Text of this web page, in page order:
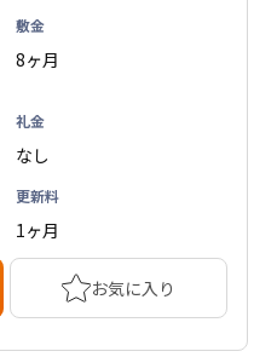
敷金
8ヶ月
礼金
なし
更新料
1ヶ月
お気に入り